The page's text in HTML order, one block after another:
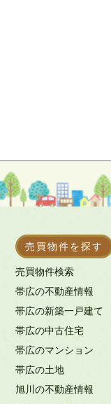
売買物件を探す
売買物件検索
帯広の不動産情報
帯広の新築一戸建て
帯広の中古住宅
帯広のマンション
帯広の土地
旭川の不動産情報